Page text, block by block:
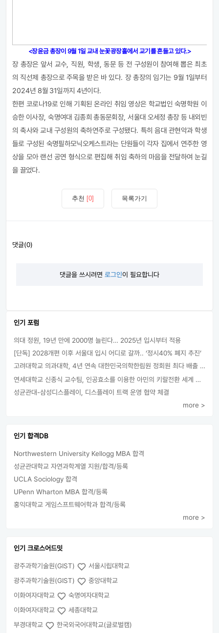
<장윤금 총장이 9월 1일 교내 눈꽃광장홀에서 교기를 흔들고 있다.>
장 총장은 앞서 교수 직원 학생 ,동문 등 전 구성원이 참여해 뽑은 최초
의 직선제 총장으로 주목을 받은 바 있다. 장 총장의 임기는 9월 1일부터
2024년 8월 31일까지 4년이다.
한편 코로나19로 인해 기획된 온라인 취임 영상은 학교법인 숙명학원 이
승한 이사장,숙명여대 김종희 총동문회장,서울대 오세정 총장 등 내외빈
의 축사와 교내 구성원의 축하연주로 구성됐다. 특히 음대 관현악과 학생
들로 구성된 숙명필하모닉오케스트라는 단원들이 각자 집에서 연주한 영
상을 모아 랜선 공연 형식으로 편집해 취임 축하의 마음을 전달하여 눈길
을 끌었다.
추천 [0] 목록가기
댓글(0)
댓글을 쓰시려면 로그인이 필요합니다
인기 포럼
의대 정원, 19년 만에 2000명 늘린다… 2025년 입시부터 적용
[단독] 2028개편 이후 서울대 입시 어디로 갈까.. ‘정시40% 폐지 추진’
고려대학교 의과대학, 4년 연속 대한민국의학한림원 정회원 최다 배출 外
연세대학교 신종식 교수팀, 인공효소를 이용한 아민의 키랄전환 세계 최초로 성공
성균관대-삼성디스플레이, 디스플레이 트랙 운영 협약 체결
more >
인기 합격DB
Northwestern University Kellogg MBA 합격
성균관대학교 자연과학계열 지원/합격/등록
UCLA Sociology 합격
UPenn Wharton MBA 합격/등록
홍익대학교 게임스프트웨어학과 합격/등록
more >
인기 크로스어드밋
광주과학기술원(GIST)
서울시립대학교
광주과학기술원(GIST)
중앙대학교
이화여자대학교
숙명여자대학교
이화여자대학교
세종대학교
부경대학교
한국외국어대학교(글로벌캠)